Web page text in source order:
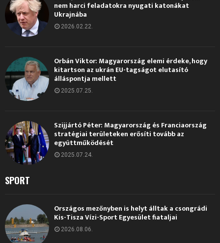
nem harci feladatokra nyugati katonákat
Ukrajnába
2026.02.22.
Orbán Viktor: Magyarország elemi érdeke, hogy
kitartson az ukrán EU-tagságot elutasító
álláspontja mellett
2025.07.25.
Szijjártó Péter: Magyarország és Franciaország
stratégiai területeken erősíti tovább az
együttműködését
2025.07.24.
SPORT
Országos mezőnyben is helyt álltak a csongrádi
Kis-Tisza Vízi-Sport Egyesület fiataljai
2026.08.06.